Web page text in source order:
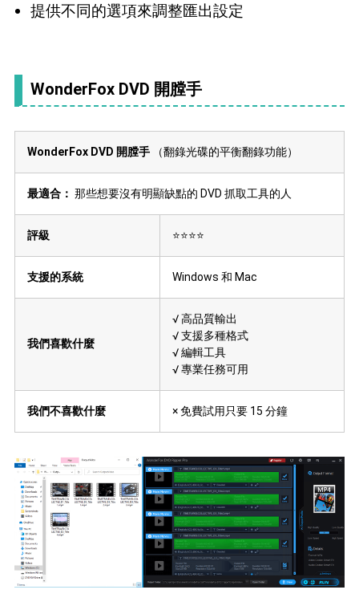
提供不同的選項來調整匯出設定
WonderFox DVD 開膛手
WonderFox DVD 開膛手 （翻錄光碟的平衡翻錄功能）
最適合： 那些想要沒有明顯缺點的 DVD 抓取工具的人
評級 ⭐⭐⭐⭐
支援的系統 Windows 和 Mac
我們喜歡什麼
√ 高品質輸出
√ 支援多種格式
√ 編輯工具
√ 專業任務可用
我們不喜歡什麼 × 免費試用只要 15 分鐘